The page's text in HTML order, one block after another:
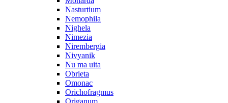
Nasturtium
Nemophila
Nighela
Nimezia
Nirembergia
Nivyanik
Nu ma uita
Obrieta
Omonac
Orichofragmus
Origanum